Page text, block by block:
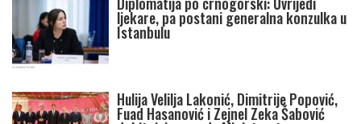
ljekare, pa postani generalna konzulka u
Istanbulu
Hulija Velilja Lakonić, Dimitrije Popović,
Fuad Hasanović i Zejnel Zeka Šabović